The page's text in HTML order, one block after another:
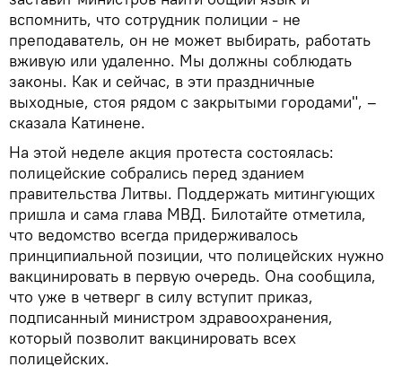
вспомнить, что сотрудник полиции - не
преподаватель, он не может выбирать, работать
вживую или удаленно. Мы должны соблюдать
законы. Как и сейчас, в эти праздничные
выходные, стоя рядом с закрытыми городами", –
сказала Катинене.
На этой неделе акция протеста состоялась:
полицейские собрались перед зданием
правительства Литвы. Поддержать митингующих
пришла и сама глава МВД. Билотайте отметила,
что ведомство всегда придерживалось
принципиальной позиции, что полицейских нужно
вакцинировать в первую очередь. Она сообщила,
что уже в четверг в силу вступит приказ,
подписанный министром здравоохранения,
который позволит вакцинировать всех
полицейских.